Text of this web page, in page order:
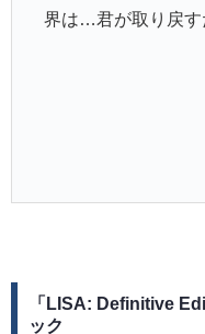
界は…君が取り戻す
「LISA: Definitive
ック